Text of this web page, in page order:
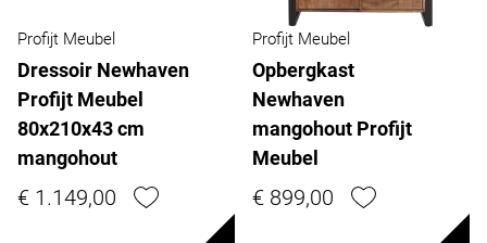
Profijt Meubel
Dressoir Newhaven
Profijt Meubel
80x210x43 cm
mangohout
€ 1.149,00
Profijt Meubel
Opbergkast
Newhaven
mangohout Profijt
Meubel
€ 899,00